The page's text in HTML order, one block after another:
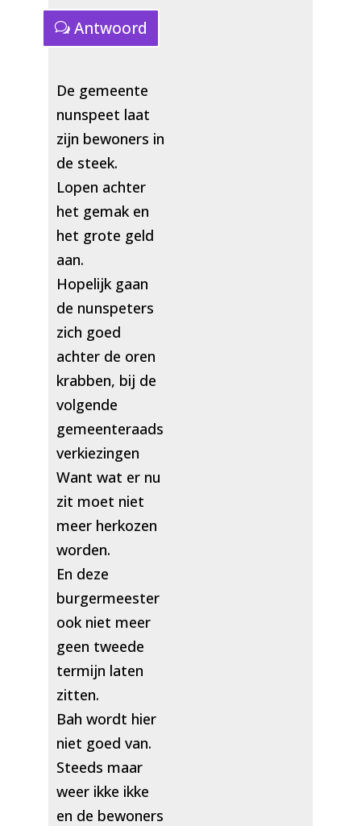
Antwoord
De gemeente
nunspeet laat
zijn bewoners in
de steek.
Lopen achter
het gemak en
het grote geld
aan.
Hopelijk gaan
de nunspeters
zich goed
achter de oren
krabben, bij de
volgende
gemeenteraads
verkiezingen
Want wat er nu
zit moet niet
meer herkozen
worden.
En deze
burgermeester
ook niet meer
geen tweede
termijn laten
zitten.
Bah wordt hier
niet goed van.
Steeds maar
weer ikke ikke
en de bewoners